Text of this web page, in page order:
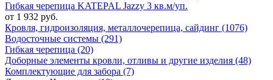
Гибкая черепица KATEPAL Jazzy 3 кв.м/уп.
от 1 932 руб.
Кровля, гидроизоляция, металлочерепица, сайдинг (1076)
Водосточные системы (291)
Гибкая черепица (20)
Доборные элементы кровли, отливы и другие изделия (48)
Комплектующие для забора (7)